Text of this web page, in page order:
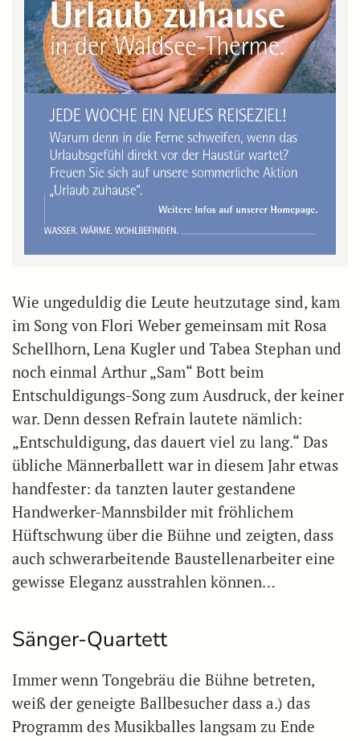
Wie ungeduldig die Leute heutzutage sind, kam
im Song von Flori Weber gemeinsam mit Rosa
Schellhorn, Lena Kugler und Tabea Stephan und
noch einmal Arthur „Sam“ Bott beim
Entschuldigungs-Song zum Ausdruck, der keiner
war. Denn dessen Refrain lautete nämlich:
„Entschuldigung, das dauert viel zu lang.“ Das
übliche Männerballett war in diesem Jahr etwas
handfester: da tanzten lauter gestandene
Handwerker-Mannsbilder mit fröhlichem
Hüftschwung über die Bühne und zeigten, dass
auch schwerarbeitende Baustellenarbeiter eine
gewisse Eleganz ausstrahlen können…
Sänger-Quartett
Immer wenn Tongebräu die Bühne betreten,
weiß der geneigte Ballbesucher dass a.) das
Programm des Musikballes langsam zu Ende